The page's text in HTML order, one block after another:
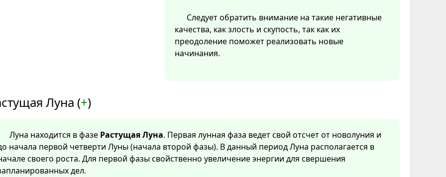
Следует обратить внимание на такие негативные
качества, как злость и скупость, так как их
преодоление поможет реализовать новые
начинания.
Луна (+)
Луна находится в фазе Растущая Луна. Первая лунная фаза ведет свой отсчет от новолуния и
начала первой четверти Луны (начала второй фазы). В данный период Луна располагается в
своего роста. Для первой фазы свойственно увеличение энергии для свершения
дел.